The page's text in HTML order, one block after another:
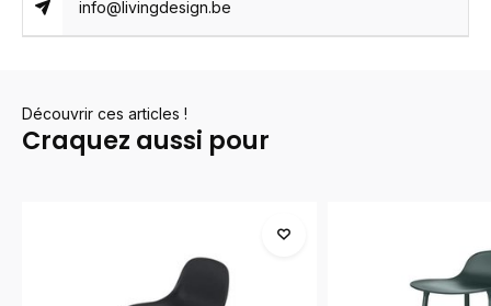
info@livingdesign.be
Découvrir ces articles !
Craquez aussi pour